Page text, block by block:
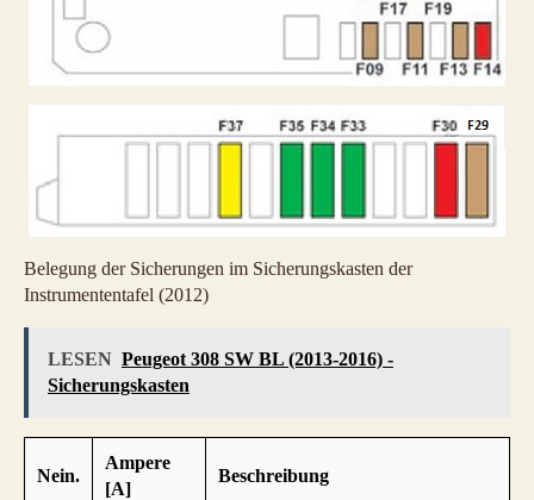
Belegung der Sicherungen im Sicherungskasten der
Instrumententafel (2012)
LESEN Peugeot 308 SW BL (2013-2016) -
Sicherungskasten
Nein.
Ampere
[A]
Beschreibung